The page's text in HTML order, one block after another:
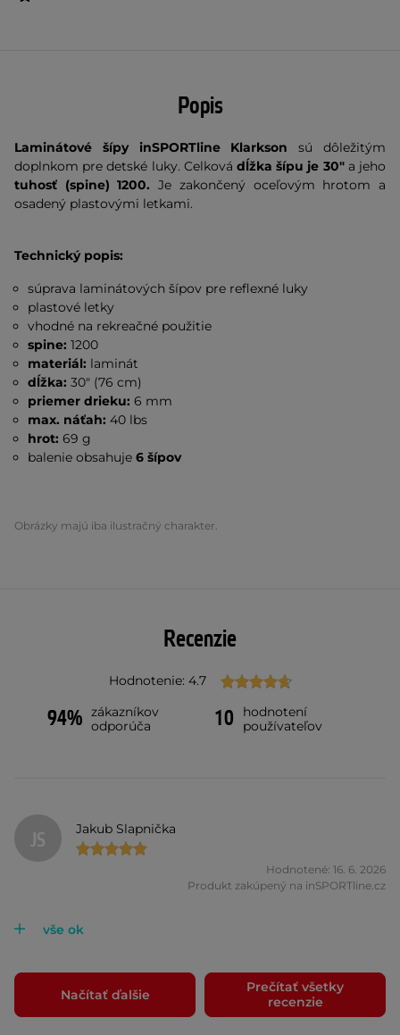
Popis
Laminátové šípy inSPORTline Klarkson sú dôležitým
doplnkom pre detské luky. Celkovádĺžka šípu je 30"a jeho
tuhosť (spine) 1200. Je zakončený oceľovým hrotom a
osadený plastovými letkami.
Technický popis:
súprava laminátových šípov pre reflexné luky
plastové letky
vhodné na rekreačné použitie
spine: 1200
materiál: laminát
dĺžka: 30" (76 cm)
priemer drieku: 6 mm
max. náťah: 40 lbs
hrot: 69 g
balenie obsahuje6 šípov
Obrázky majú iba ilustračný charakter.
Recenzie
Hodnotenie: 4.7
94% zákazníkov
odporúča
10
hodnotení
používateľov
JS Jakub Slapnička
Hodnotené: 16. 6. 2026
Produkt zakúpený na inSPORTline.cz
vše ok
Načítať ďalšie
Prečítať všetky
recenzie